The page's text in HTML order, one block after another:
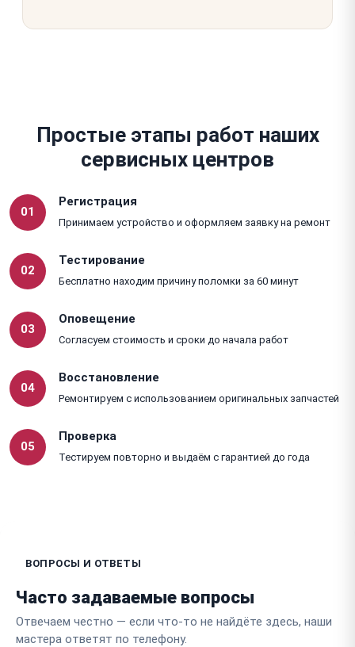
Простые этапы работ наших
сервисных центров
01
Регистрация
Принимаем устройство и оформляем заявку на ремонт
02
Тестирование
Бесплатно находим причину поломки за 60 минут
03
Оповещение
Согласуем стоимость и сроки до начала работ
04
Восстановление
Ремонтируем с использованием оригинальных запчастей
05
Проверка
Тестируем повторно и выдаём с гарантией до года
ВОПРОСЫ И ОТВЕТЫ
Часто задаваемые вопросы
Отвечаем честно — если что-то не найдёте здесь, наши
мастера ответят по телефону.